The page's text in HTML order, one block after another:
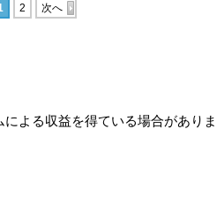
2 次へ
よる収益を得ている場合があり